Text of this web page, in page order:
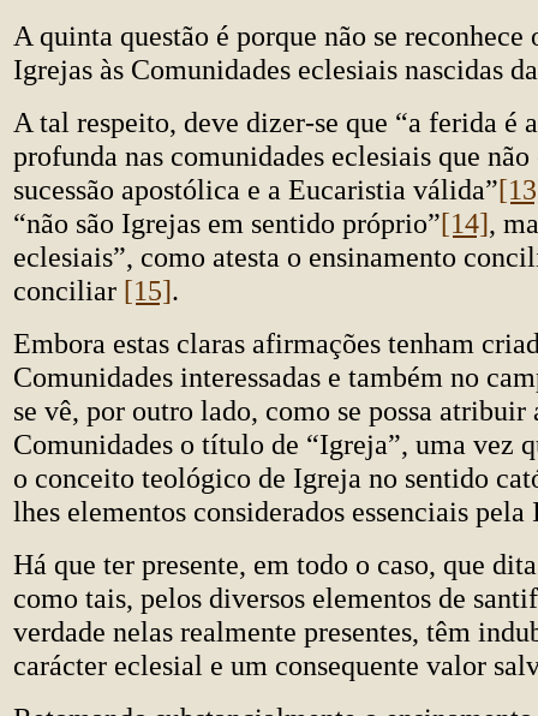
A quinta questão é porque não se
Igrejas às Comunidades eclesiais nascidas
A tal respeito, deve dizer-se que “a ferida é
profunda nas comunidades eclesiais que
sucessão apostólica e a Eucaristia válida”
“não são Igrejas em sentido próprio”[14],
eclesiais”, como atesta o ensinamento
conciliar [15].
Embora estas claras afirmações tenham
Comunidades interessadas e também no
se vê, por outro lado, como se possa atribuir
Comunidades o título de “Igreja”, uma vez
o conceito teológico de Igreja no sentido
lhes elementos considerados essenciais
Há que ter presente, em todo o caso, que
como tais, pelos diversos elementos de
verdade nelas realmente presentes, têm
carácter eclesial e um consequente valor